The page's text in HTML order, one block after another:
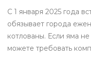
С 1 января 2025 года
обязывает города
котлованы. Если яма
можете требовать